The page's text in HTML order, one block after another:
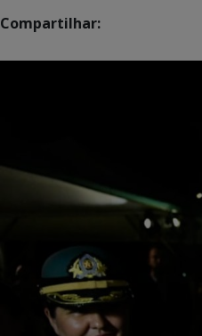
Compartilhar: